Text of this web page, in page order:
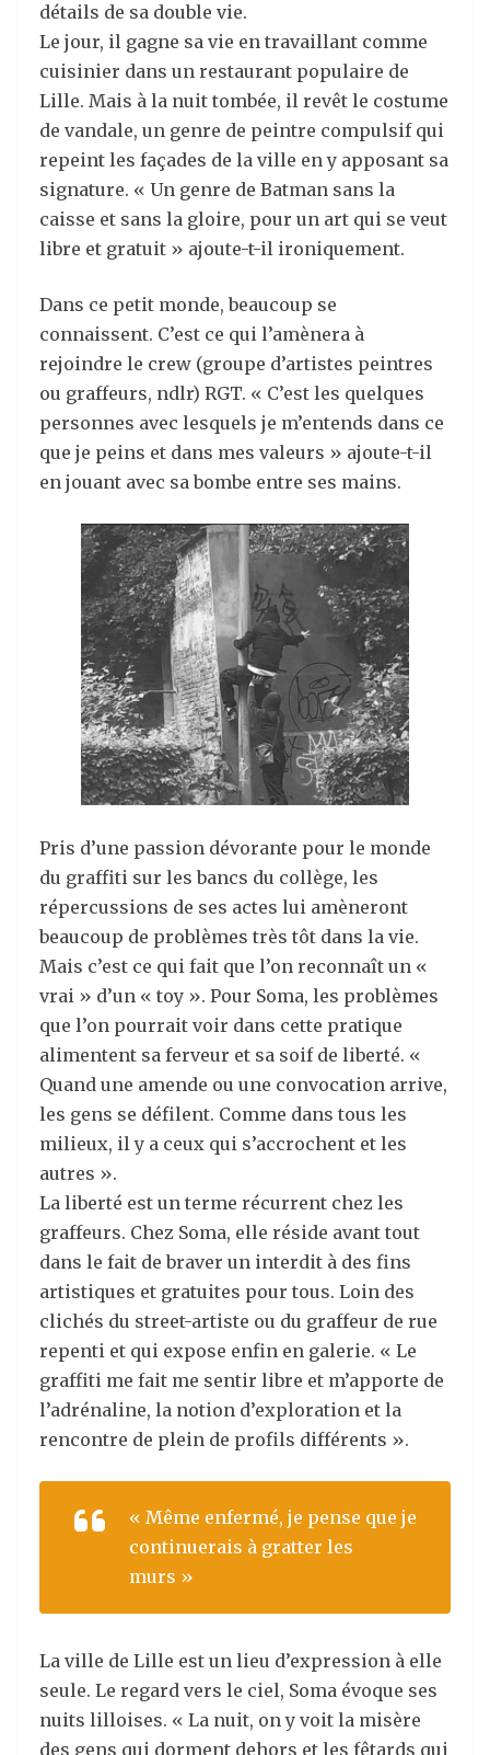
détails de sa double vie.
Le jour, il gagne sa vie en travaillant comme
cuisinier dans un restaurant populaire de
Lille. Mais à la nuit tombée, il revêt le costume
de vandale, un genre de peintre compulsif qui
repeint les façades de la ville en y apposant sa
signature. « Un genre de Batman sans la
caisse et sans la gloire, pour un art qui se veut
libre et gratuit » ajoute-t-il ironiquement.
Dans ce petit monde, beaucoup se
connaissent. C’est ce qui l’amènera à
rejoindre le crew (groupe d’artistes peintres
ou graffeurs, ndlr) RGT. « C’est les quelques
personnes avec lesquels je m’entends dans ce
que je peins et dans mes valeurs » ajoute-t-il
en jouant avec sa bombe entre ses mains.
Pris d’une passion dévorante pour le monde
du graffiti sur les bancs du collège, les
répercussions de ses actes lui amèneront
beaucoup de problèmes très tôt dans la vie.
Mais c’est ce qui fait que l’on reconnaît un «
vrai » d’un « toy ». Pour Soma, les problèmes
que l’on pourrait voir dans cette pratique
alimentent sa ferveur et sa soif de liberté. «
Quand une amende ou une convocation arrive,
les gens se défilent. Comme dans tous les
milieux, il y a ceux qui s’accrochent et les
autres ».
La liberté est un terme récurrent chez les
graffeurs. Chez Soma, elle réside avant tout
dans le fait de braver un interdit à des fins
artistiques et gratuites pour tous. Loin des
clichés du street-artiste ou du graffeur de rue
repenti et qui expose enfin en galerie. « Le
graffiti me fait me sentir libre et m’apporte de
l’adrénaline, la notion d’exploration et la
rencontre de plein de profils différents ».
« Même enfermé, je pense que je
continuerais à gratter les
murs »
La ville de Lille est un lieu d’expression à elle
seule. Le regard vers le ciel, Soma évoque ses
nuits lilloises. « La nuit, on y voit la misère
des gens qui dorment dehors et les fêtards qui